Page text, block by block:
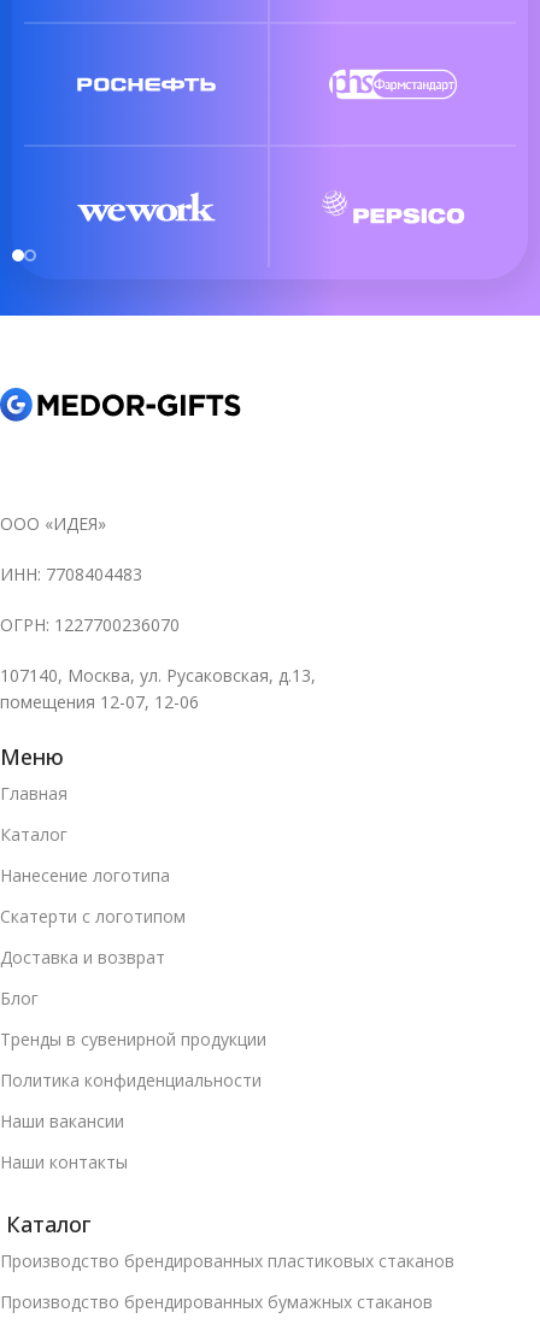
ООО «ИДЕЯ»
ИНН: 7708404483
ОГРН: 1227700236070
107140, Москва, ул. Русаковская, д.13,
помещения 12-07, 12-06
Меню
Главная
Каталог
Нанесение логотипа
Скатерти с логотипом
Доставка и возврат
Блог
Тренды в сувенирной продукции
Политика конфиденциальности
Наши вакансии
Наши контакты
Каталог
Производство брендированных пластиковых стаканов
Производство брендированных бумажных стаканов